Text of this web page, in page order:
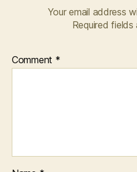
Your email address
Required fields
Comment *